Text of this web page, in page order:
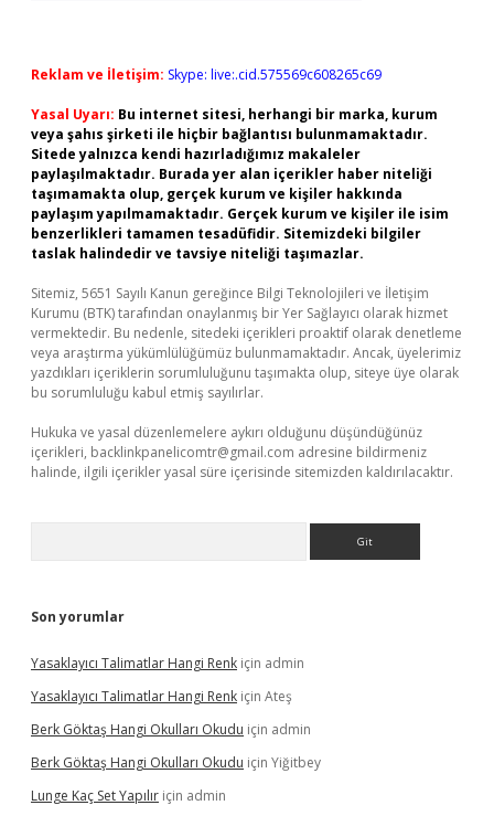
Reklam ve İletişim: Skype: live:.cid.575569c608265c69
Yasal Uyarı: Bu internet sitesi, herhangi bir marka, kurum
veya şahıs şirketi ile hiçbir bağlantısı bulunmamaktadır.
Sitede yalnızca kendi hazırladığımız makaleler
paylaşılmaktadır. Burada yer alan içerikler haber niteliği
taşımamakta olup, gerçek kurum ve kişiler hakkında
paylaşım yapılmamaktadır. Gerçek kurum ve kişiler ile isim
benzerlikleri tamamen tesadüfidir. Sitemizdeki bilgiler
taslak halindedir ve tavsiye niteliği taşımazlar.
Sitemiz, 5651 Sayılı Kanun gereğince Bilgi Teknolojileri ve İletişim
Kurumu (BTK) tarafından onaylanmış bir Yer Sağlayıcı olarak hizmet
vermektedir. Bu nedenle, sitedeki içerikleri proaktif olarak denetleme
veya araştırma yükümlülüğümüz bulunmamaktadır. Ancak, üyelerimiz
yazdıkları içeriklerin sorumluluğunu taşımakta olup, siteye üye olarak
bu sorumluluğu kabul etmiş sayılırlar.
Hukuka ve yasal düzenlemelere aykırı olduğunu düşündüğünüz
içerikleri, backlinkpanelicomtr@gmail.com adresine bildirmeniz
halinde, ilgili içerikler yasal süre içerisinde sitemizden kaldırılacaktır.
Son yorumlar
Yasaklayıcı Talimatlar Hangi Renk için admin
Yasaklayıcı Talimatlar Hangi Renk için Ateş
Berk Göktaş Hangi Okulları Okudu için admin
Berk Göktaş Hangi Okulları Okudu için Yiğitbey
Lunge Kaç Set Yapılır için admin